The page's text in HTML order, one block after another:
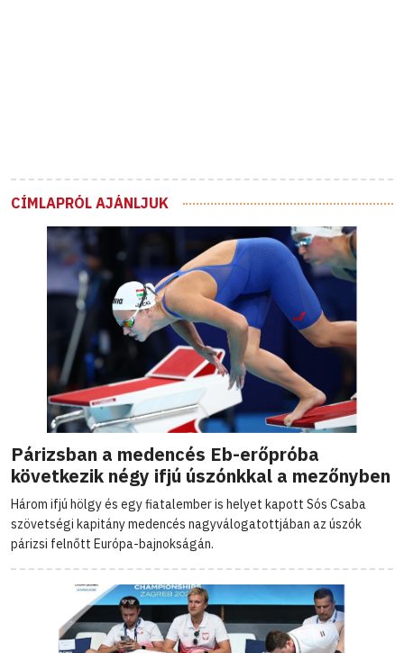
CÍMLAPRÓL AJÁNLJUK
Párizsban a medencés Eb-erőpróba
következik négy ifjú úszónkkal a mezőnyben
Három ifjú hölgy és egy fiatalember is helyet kapott Sós Csaba
szövetségi kapitány medencés nagyválogatottjában az úszók
párizsi felnőtt Európa-bajnokságán.